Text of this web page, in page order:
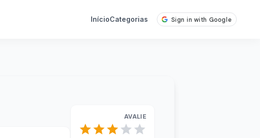
InícioCategorias
AVALIE